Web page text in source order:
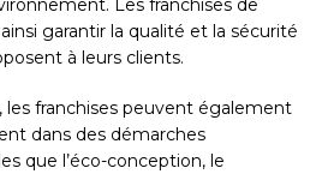
Les franchises de
garantir la qualité et la sécurité
à leurs clients.
les franchises peuvent également
dans des démarches
que l’éco-conception, le